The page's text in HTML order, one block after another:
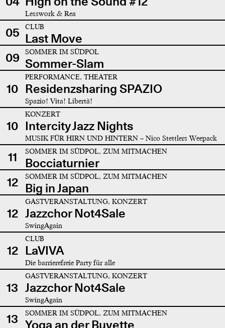
Lesswork & Rea
05 CLUB
Last Move
09
SOMMER IM SÜDPOL
Sommer-Slam
10
PERFORMANCE, THEATER
Residenzsharing SPAZIO
Spazio! Vita! Libertà!
10
KONZERT
Intercity Jazz Nights
MUSIK FÜR HIRN UND HINTERN – Nico Stettlers Weepack
11 SOMMER IM SÜDPOL, ZUM MITMACHEN
Bocciaturnier
12
SOMMER IM SÜDPOL, ZUM MITMACHEN
Big in Japan
12
GASTVERANSTALTUNG, KONZERT
Jazzchor Not4Sale
SwingAgain
12
CLUB
LaVIVA
Die barrierefreie Party für alle
13
GASTVERANSTALTUNG, KONZERT
Jazzchor Not4Sale
SwingAgain
13 SOMMER IM SÜDPOL, ZUM MITMACHEN
Yoga an der Buvette